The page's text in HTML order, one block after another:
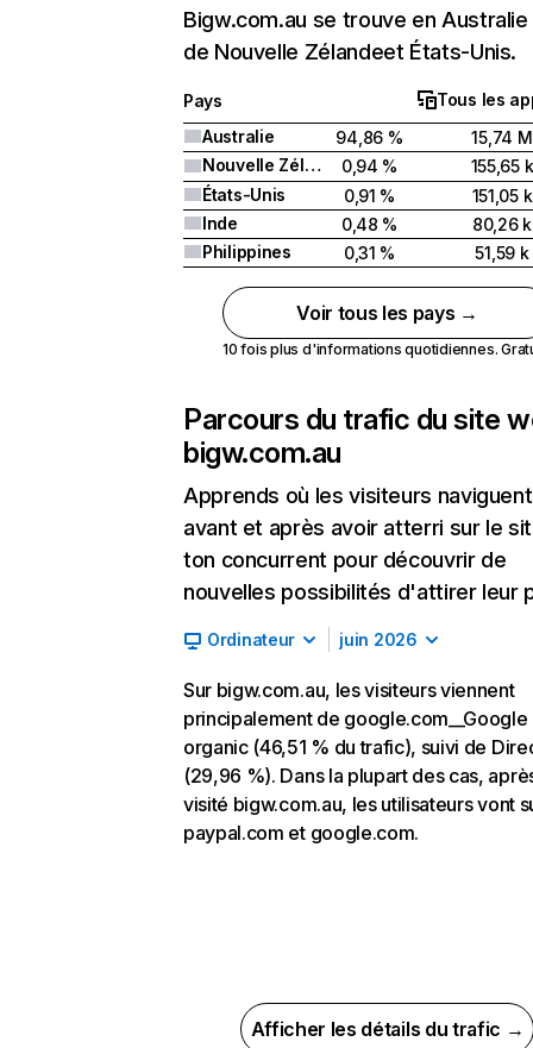
Bigw.com.au se trouve en Australie
de Nouvelle Zélandeet États-Unis.
Pays
Tous les
Australie
94,86 %
15,74 M
Nouvelle Zélande
0,94 %
155,65 k
États-Unis
0,91 %
151,05 k
Inde
0,48 %
80,26 k
Philippines
0,31 % 51,59 k
Voir tous les pays →
10 fois plus d'informations quotidiennes.
Parcours du trafic du site
bigw.com.au
Apprends où les visiteurs naviguent
avant et après avoir atterri sur le
ton concurrent pour découvrir de
nouvelles possibilités d'attirer leur
Ordinateur juin 2026
Sur bigw.com.au, les visiteurs viennent
principalement de google.com__Google
organic (46,51 % du trafic), suivi de
(29,96 %). Dans la plupart des cas,
visité bigw.com.au, les utilisateurs vont
paypal.com et google.com.
Afficher les détails du trafic →